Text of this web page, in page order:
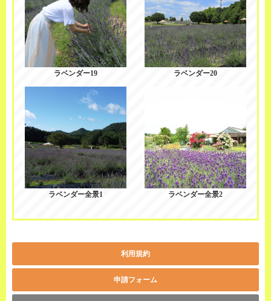
ラベンダー19 ラベンダー20
ラベンダー全景1 ラベンダー全景2
利用規約
申請フォーム